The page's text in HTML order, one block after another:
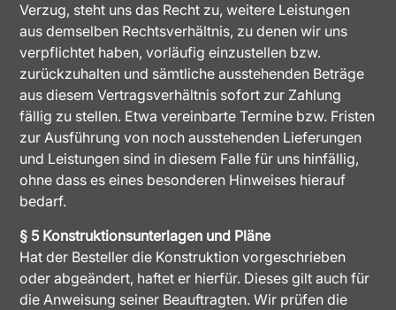
Verzug, steht uns das Recht zu, weitere Leistungen
aus demselben Rechtsverhältnis, zu denen wir uns
verpflichtet haben, vorläufig einzustellen bzw.
zurückzuhalten und sämtliche ausstehenden Beträge
aus diesem Vertragsverhältnis sofort zur Zahlung
fällig zu stellen. Etwa vereinbarte Termine bzw. Fristen
zur Ausführung von noch ausstehenden Lieferungen
und Leistungen sind in diesem Falle für uns hinfällig,
ohne dass es eines besonderen Hinweises hierauf
bedarf.
§ 5 Konstruktionsunterlagen und Pläne
Hat der Besteller die Konstruktion vorgeschrieben
oder abgeändert, haftet er hierfür. Dieses gilt auch für
die Anweisung seiner Beauftragten. Wir prüfen die